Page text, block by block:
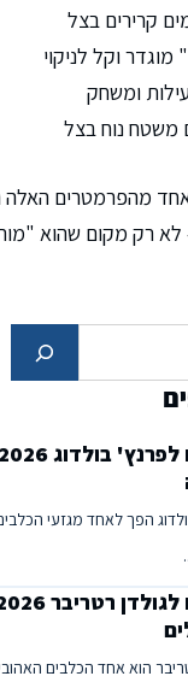
קרירים בצל
מוגדר וקל לניקוי
ומשחק
משטח נוח בצל
מהפרמטרים האלה
רק מקום שהוא
הפך לאחד מגזעי
הוא אחד הכלבים